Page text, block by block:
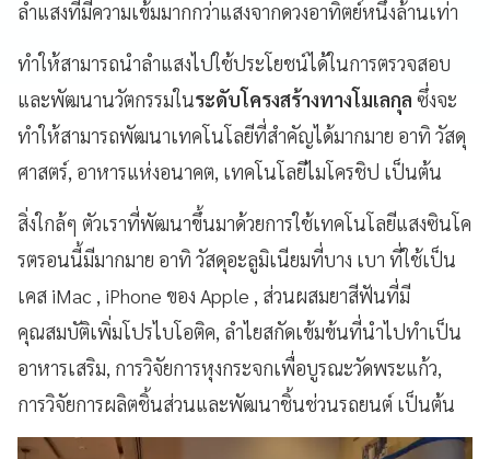
ลำแสงที่มีความเข้มมากกว่าแสงจากดวงอาทิตย์หนึ่งล้านเท่า
ทำให้สามารถนำลำแสงไปใช้ประโยชน์ได้ในการตรวจสอบ
และพัฒนานวัตกรรมในระดับโครงสร้างทางโมเลกุล ซึ่งจะ
ทำให้สามารถพัฒนาเทคโนโลยีที่สำคัญได้มากมาย อาทิ วัสดุ
ศาสตร์, อาหารแห่งอนาคต, เทคโนโลยีไมโครชิป เป็นต้น
สิ่งใกล้ๆ ตัวเราที่พัฒนาขึ้นมาด้วยการใช้เทคโนโลยีแสงซินโค
รตรอนนี้มีมากมาย อาทิ วัสดุอะลูมิเนียมที่บาง เบา ที่ใช้เป็น
เคส iMac , iPhone ของ Apple , ส่วนผสมยาสีฟันที่มี
คุณสมบัติเพิ่มโปรไบโอติค, ลำไยสกัดเข้มข้นที่นำไปทำเป็น
อาหารเสริม, การวิจัยการหุงกระจกเพื่อบูรณะวัดพระแก้ว,
การวิจัยการผลิตชิ้นส่วนและพัฒนาชิ้นช่วนรถยนต์ เป็นต้น